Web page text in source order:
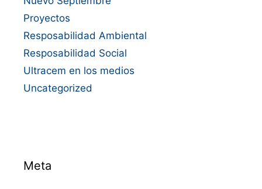
Proyectos
Resposabilidad Ambiental
Resposabilidad Social
Ultracem en los medios
Uncategorized
Meta